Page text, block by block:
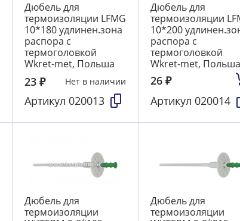
Дюбель для
термоизоляции LFМG
10*180 удлинен.зона
распора с
термоголовкой
Wkret-met, Польша
23 ₽ Нет в наличии
Артикул 020013
Дюбель для
термоизоляции
10*200
распора с
термоголовкой
Wkret-met, Польша
26 ₽
Артикул 020014
Дюбель для
термоизоляции
Дюбель для
термоизоляции